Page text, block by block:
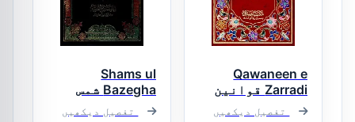
Qawaneen e
Zarradi قوانین
زرادیتفصیل دیکھیں
Shams ul
Bazegha شمس
البازغہتفصیل دیکھیں